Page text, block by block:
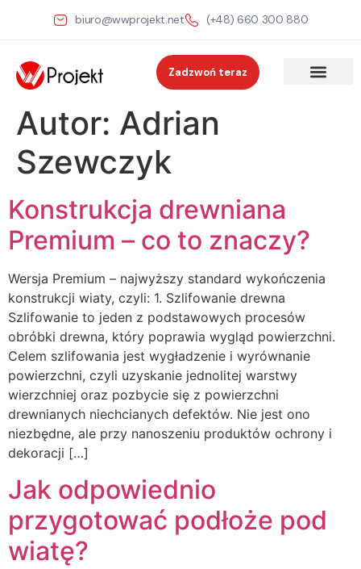
biuro@wwprojekt.net (+48) 660 300 880
Zadzwoń teraz
Autor: Adrian
Szewczyk
Konstrukcja drewniana
Premium – co to znaczy?
Wersja Premium – najwyższy standard wykończenia
konstrukcji wiaty, czyli: 1. Szlifowanie drewna
Szlifowanie to jeden z podstawowych procesów
obróbki drewna, który poprawia wygląd powierzchni.
Celem szlifowania jest wygładzenie i wyrównanie
powierzchni, czyli uzyskanie jednolitej warstwy
wierzchniej oraz pozbycie się z powierzchni
drewnianych niechcianych defektów. Nie jest ono
niezbędne, ale przy nanoszeniu produktów ochrony i
dekoracji […]
Jak odpowiednio
przygotować podłoże pod
wiatę?